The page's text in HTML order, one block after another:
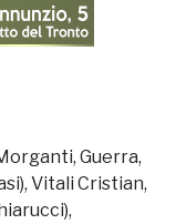
Guerra,
Vitali Cristian,